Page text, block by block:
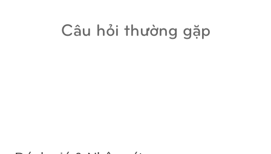
Câu hỏi thường gặp